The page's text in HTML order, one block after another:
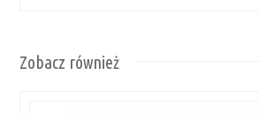
Zobacz również